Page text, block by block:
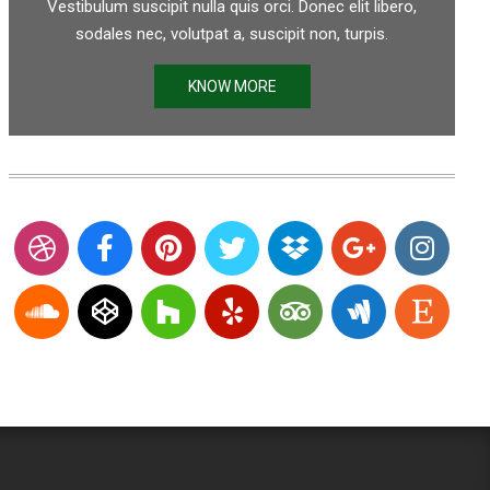
Vestibulum suscipit nulla quis orci. Donec elit libero,
sodales nec, volutpat a, suscipit non, turpis.
KNOW MORE